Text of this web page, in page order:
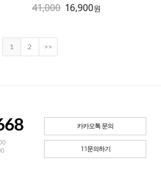
41,000 16,900원
1 2 >>
카카오톡 문의
1:1문의하기